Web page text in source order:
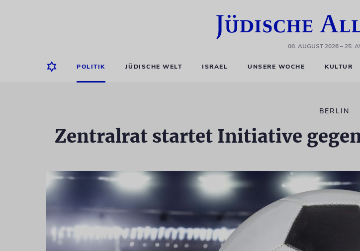
08. AUGUST 2026– 25.
POLITIK JÜDISCHE WELT ISRAEL UNSERE WOCHE KULTUR
BERLIN
Zentralrat startet Initiative